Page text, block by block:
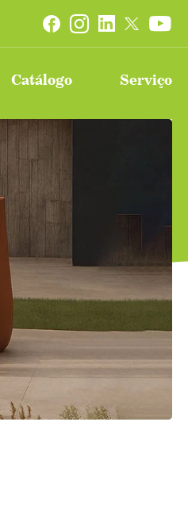
 
Catálogo Serviço